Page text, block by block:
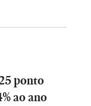
ponto
ao ano